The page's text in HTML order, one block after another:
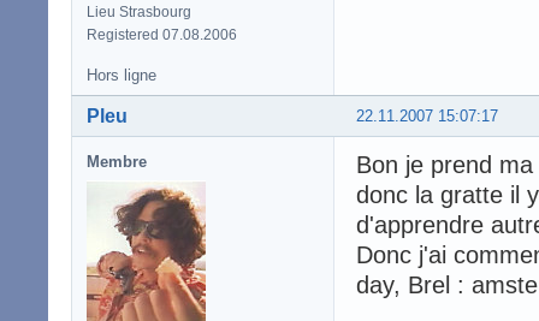
Lieu Strasbourg
Registered 07.08.2006
Hors ligne
22.11.2007 15:07:17
Pleu
Membre
Bon je prend
donc la gratte il
d'apprendre
Donc j'ai
day, Brel :